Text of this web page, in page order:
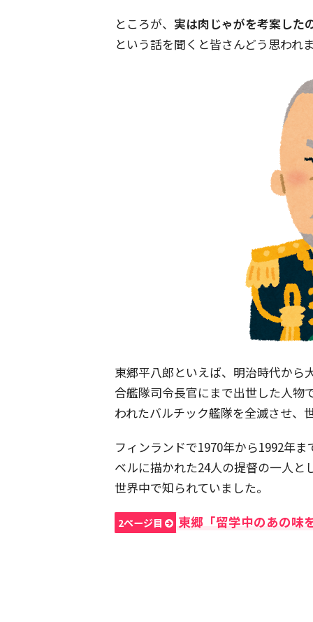
ところが、 実は肉じゃがを考案した
という話を聞くと皆さんどう思われ
東郷平八郎といえば、明治時代から
合艦隊司令長官にまで出世した人物
われたバルチック艦隊を全滅させ、
フィンランドで1970年から1992年
ベルに描かれた24人の提督の一人と
世界中で知られていました。
2ページ目 東郷「留学中のあの味